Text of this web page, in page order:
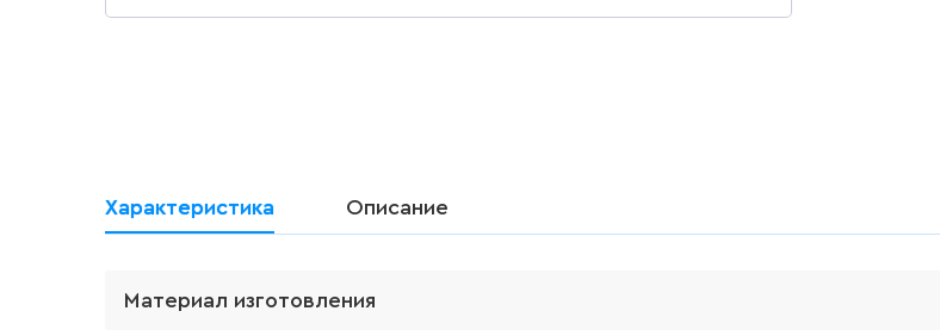
Характеристика Описание
Материал изготовления